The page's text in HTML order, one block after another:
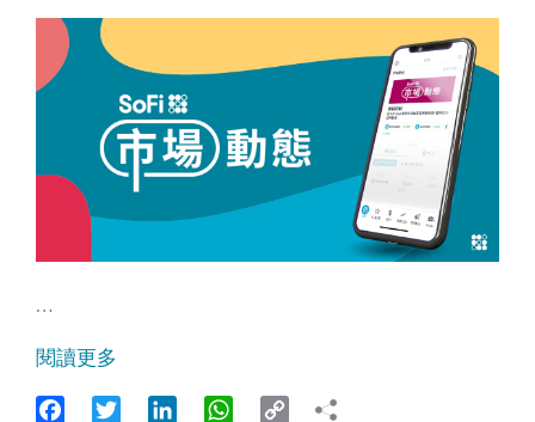
…
閱讀更多
FacebookTwitter LinkedIn WhatsApp
Copy